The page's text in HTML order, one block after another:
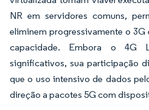
NR em servidores comuns,
eliminem progressivamente o
capacidade. Embora o 4G
significativos, sua participação
que o uso intensivo de dados
direção a pacotes 5G com